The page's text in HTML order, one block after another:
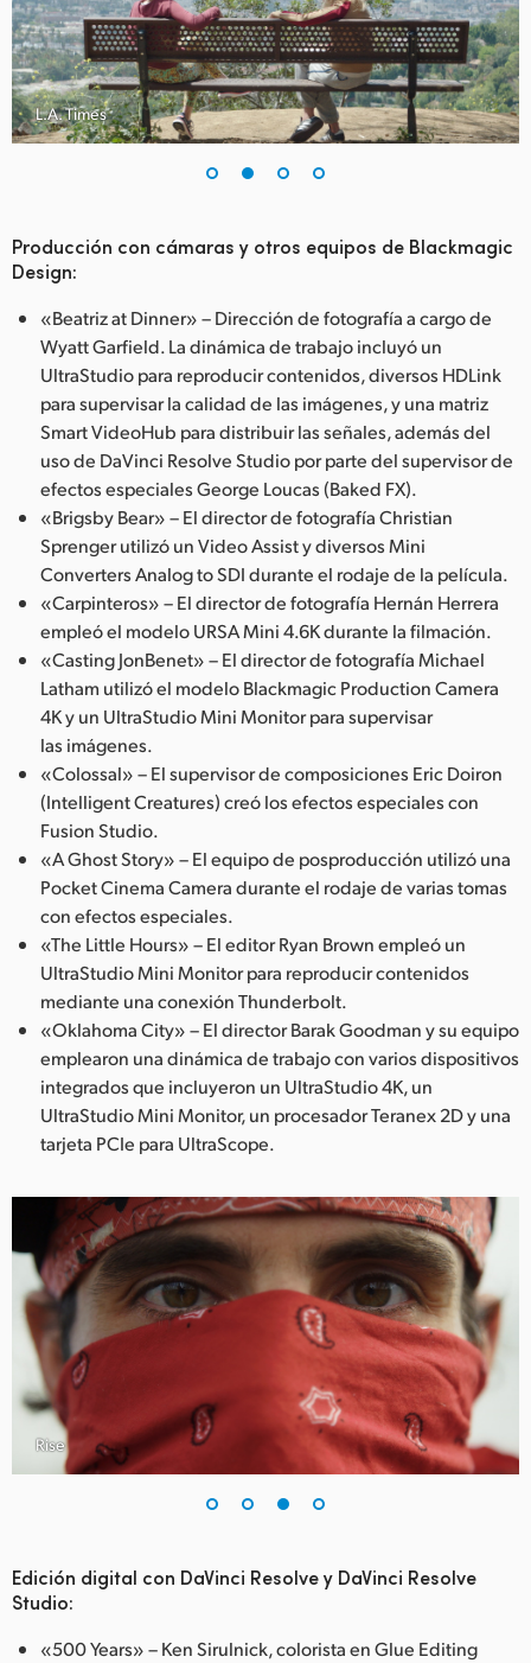
South Africa
España
Sweden
Ukraine
United Kingdom
United States
L.A. Times
Producción con cámaras y otros equipos de Blackmagic
Design:
«Beatriz at Dinner» – Dirección de fotografía a cargo de
Wyatt Garfield. La dinámica de trabajo incluyó un
UltraStudio para reproducir contenidos, diversos HDLink
para supervisar la calidad de las imágenes, y una matriz
Smart VideoHub para distribuir las señales, además del
uso de DaVinci Resolve Studio por parte del supervisor de
efectos especiales George Loucas (Baked FX).
«Brigsby Bear» – El director de fotografía Christian
Sprenger utilizó un Video Assist y diversos Mini
Converters Analog to SDI durante el rodaje de la película.
«Carpinteros» – El director de fotografía Hernán Herrera
empleó el modelo URSA Mini 4.6K durante la filmación.
«Casting JonBenet» – El director de fotografía Michael
Latham utilizó el modelo Blackmagic Production Camera
4K y un UltraStudio Mini Monitor para supervisar
las imágenes.
«Colossal» – El supervisor de composiciones Eric Doiron
(Intelligent Creatures) creó los efectos especiales con
Fusion Studio.
«A Ghost Story» – El equipo de posproducción utilizó una
Pocket Cinema Camera durante el rodaje de varias tomas
con efectos especiales.
«The Little Hours» – El editor Ryan Brown empleó un
UltraStudio Mini Monitor para reproducir contenidos
mediante una conexión Thunderbolt.
«Oklahoma City» – El director Barak Goodman y su equipo
emplearon una dinámica de trabajo con varios dispositivos
integrados que incluyeron un UltraStudio 4K, un
UltraStudio Mini Monitor, un procesador Teranex 2D y una
tarjeta PCIe para UltraScope.
Rise
Edición digital con DaVinci Resolve y DaVinci Resolve
Studio:
«500 Years» – Ken Sirulnick, colorista en Glue Editing